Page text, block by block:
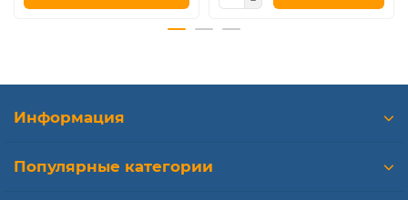
Информация
Популярные категории